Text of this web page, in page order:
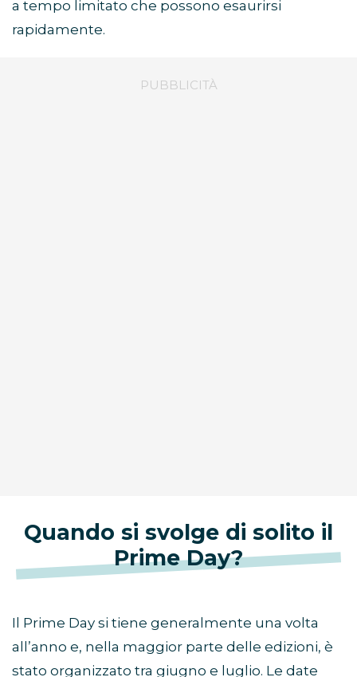
a tempo limitato che possono esaurirsi
rapidamente.
Quando si svolge di solito il
Prime Day?
Il Prime Day si tiene generalmente una volta
all’anno e, nella maggior parte delle edizioni, è
stato organizzato tra giugno e luglio. Le date